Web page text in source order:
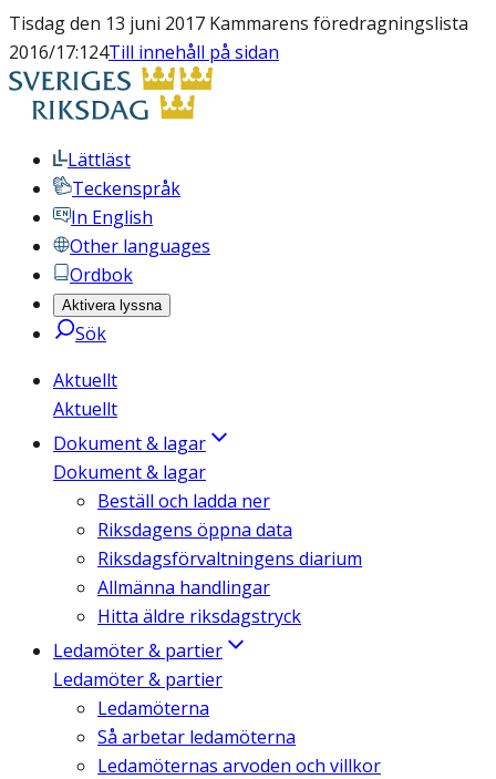
Tisdag den 13 juni 2017 Kammarens föredragningslista
2016/17:124Till innehåll på sidan
Lättläst
Teckenspråk
In English
Other languages
Ordbok
Aktivera lyssna
Sök
Aktuellt
Aktuellt
Dokument & lagar
Dokument & lagar
Beställ och ladda ner
Riksdagens öppna data
Riksdagsförvaltningens diarium
Allmänna handlingar
Hitta äldre riksdagstryck
Ledamöter & partier
Ledamöter & partier
Ledamöterna
Så arbetar ledamöterna
Ledamöternas arvoden och villkor